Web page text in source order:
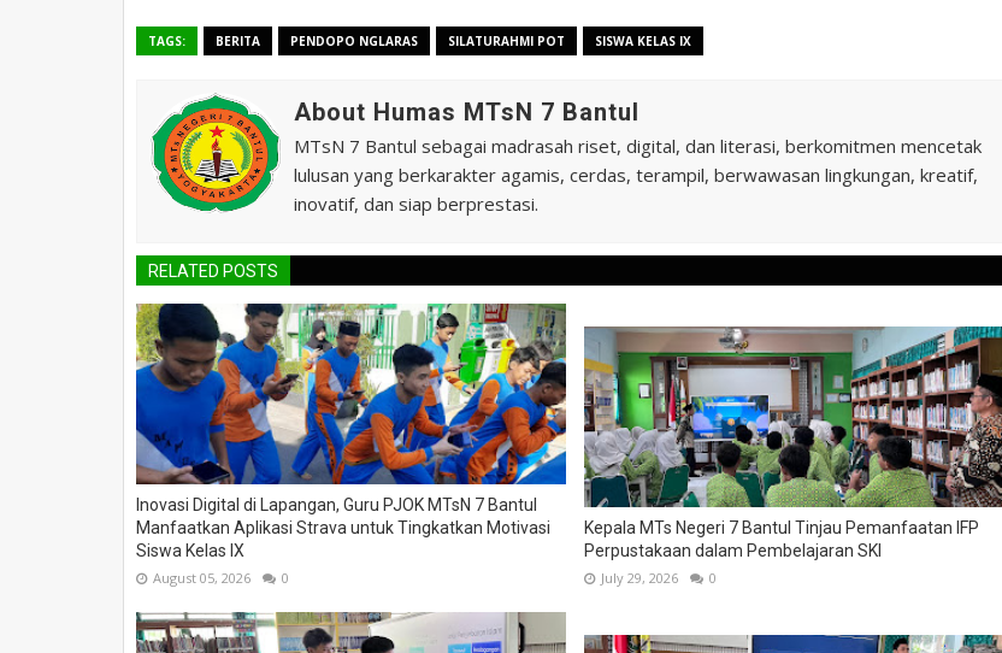
TAGS: BERITA PENDOPO NGLARAS SILATURAHMI POT SISWA KELAS IX
About Humas MTsN 7 Bantul
MTsN 7 Bantul sebagai madrasah riset, digital, dan literasi, berkomitmen mencetak
lulusan yang berkarakter agamis, cerdas, terampil, berwawasan lingkungan, kreatif,
inovatif, dan siap berprestasi.
RELATED POSTS
Inovasi Digital di Lapangan, Guru PJOK MTsN 7 Bantul
Manfaatkan Aplikasi Strava untuk Tingkatkan Motivasi
Siswa Kelas IX
August 05, 2026 0
Kepala MTs Negeri 7 Bantul Tinjau Pemanfaatan IFP
Perpustakaan dalam Pembelajaran SKI
July 29, 2026 0